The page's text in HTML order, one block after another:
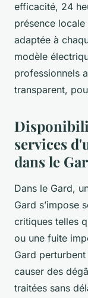
efficacité, 24
présence
adaptée à
modèle
professionnels
transparent,
services
dans le
Dans le Gard,
Gard s’impose
critiques telles
ou une fuite
Gard
causer des
traitées sans